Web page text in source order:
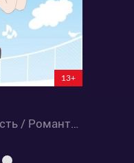
13+
Комедия / Повседневность / Романтика / Школа / Аниме